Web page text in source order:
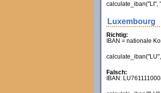
calculate_iban("LI",
Luxembourg
Richtig:
IBAN = nationale
Falsch:
IBAN: